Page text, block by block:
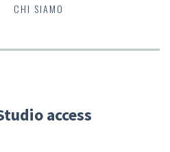
CHI SIAMO
access